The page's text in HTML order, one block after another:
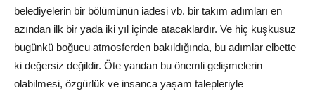
belediyelerin bir bölümünün iadesi vb. bir takım adımları en
azından ilk bir yada iki yıl içinde atacaklardır. Ve hiç kuşkusuz
bugünkü boğucu atmosferden bakıldığında, bu adımlar elbette
ki değersiz değildir. Öte yandan bu önemli gelişmelerin
olabilmesi, özgürlük ve insanca yaşam talepleriyle